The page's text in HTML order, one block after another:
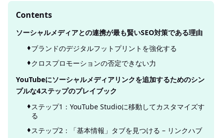
Contents
ソーシャルメディアとの連携が最も賢いSEO対策である理由
ブランドのデジタルフットプリントを強化する
クロスプロモーションの否定できない力
YouTubeにソーシャルメディアリンクを追加するためのシン
プルな4ステップのプレイブック
ステップ1：YouTube Studioに移動してカスタマイズす
る
ステップ2：「基本情報」タブを見つける – リンクハブ